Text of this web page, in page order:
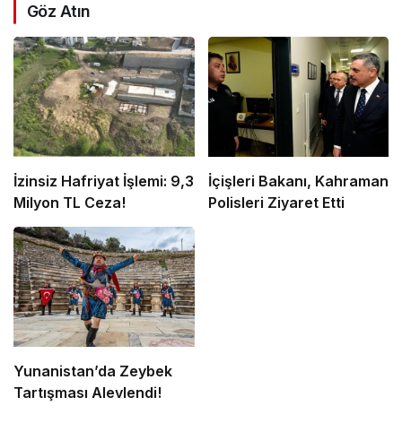
Göz Atın
İzinsiz Hafriyat İşlemi: 9,3
Milyon TL Ceza!
İçişleri Bakanı, Kahraman
Polisleri Ziyaret Etti
Yunanistan’da Zeybek
Tartışması Alevlendi!